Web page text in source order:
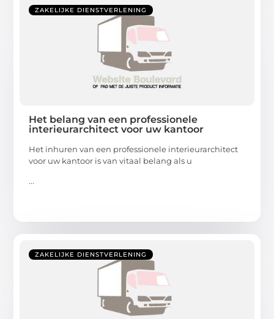
ZAKELIJKE DIENSTVERLENING
Het belang van een professionele
interieurarchitect voor uw kantoor
Het inhuren van een professionele interieurarchitect
voor uw kantoor is van vitaal belang als u
...
ZAKELIJKE DIENSTVERLENING